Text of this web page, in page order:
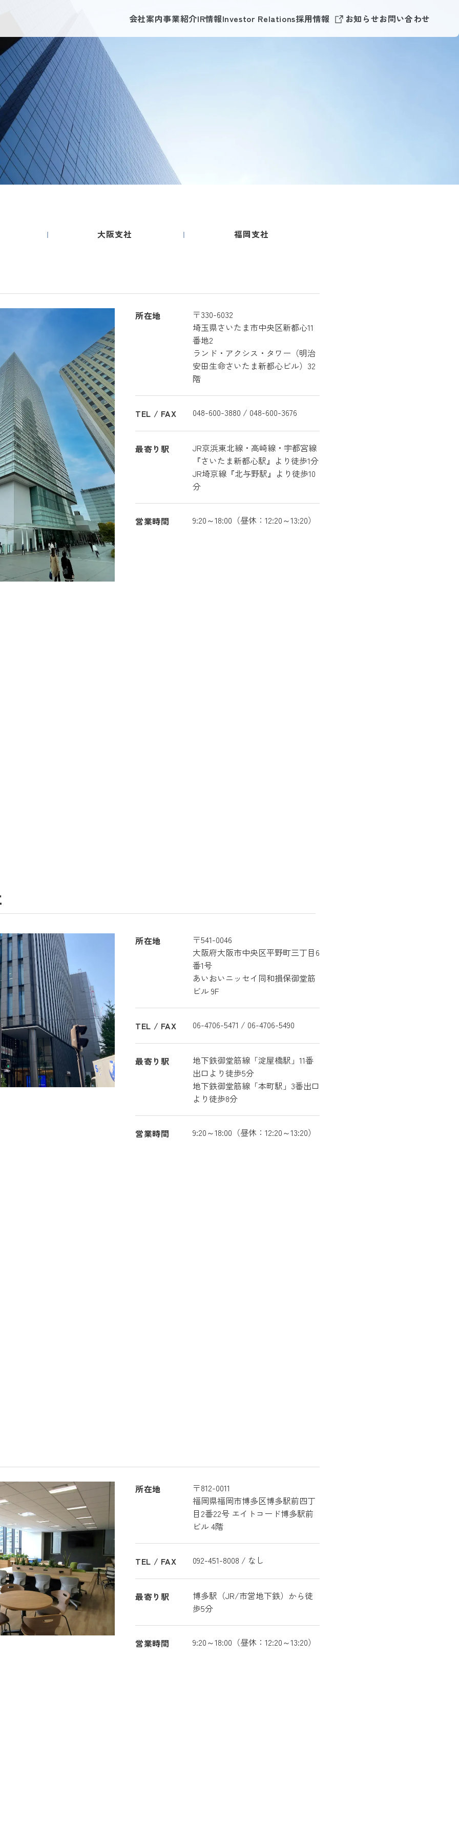
会社案内事業紹介IR情報Investor Relations採用情報 お知らせお問い合わせ
大阪支社 福岡支社
所在地
〒330-6032
埼玉県さいたま市中央区新都心11
番地2
ランド・アクシス・タワー（明治
安田生命さいたま新都心ビル）32
階
TEL / FAX 048-600-3880 / 048-600-3676
最寄り駅
JR京浜東北線・高崎線・宇都宮線
『さいたま新都心駅』より徒歩1分
JR埼京線『北与野駅』より徒歩10
分
営業時間 9:20～18:00（昼休：12:20～13:20）
所在地
〒541-0046
大阪府大阪市中央区平野町三丁目6
番1号
あいおいニッセイ同和損保御堂筋
ビル 9F
TEL / FAX 06-4706-5471 / 06-4706-5490
最寄り駅
地下鉄御堂筋線「淀屋橋駅」11番
出口より徒歩5分
地下鉄御堂筋線「本町駅」3番出口
より徒歩8分
営業時間 9:20～18:00（昼休：12:20～13:20）
所在地
〒812-0011
福岡県福岡市博多区博多駅前四丁
目2番22号 エイトコード博多駅前
ビル 4階
TEL / FAX 092-451-8008 / なし
最寄り駅
博多駅（JR/市営地下鉄）から徒
歩5分
営業時間 9:20～18:00（昼休：12:20～13:20）